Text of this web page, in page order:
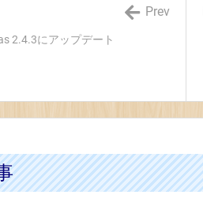
2.4.3にアップデート
Prev